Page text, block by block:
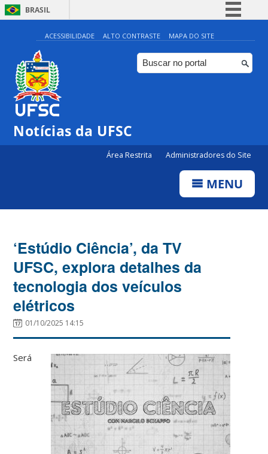
BRASIL
Simplifique!
Comunica BR
Participe
ACESSIBILIDADE ALTO CONTRASTE MAPA DO SITE
Notícias da UFSC
Área Restrita Administradores do Site
MENU
‘Estúdio Ciência’, da TV
UFSC, explora detalhes da
tecnologia dos veículos
elétricos
01/10/2025 14:15
Será